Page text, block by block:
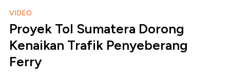
VIDEO
Proyek Tol Sumatera Dorong
Kenaikan Trafik Penyeberang
Ferry